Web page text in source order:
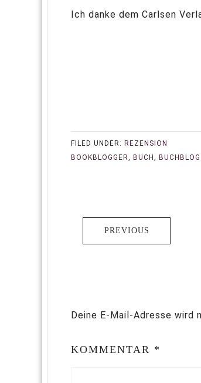
Ich danke dem Carlsen
FILED UNDER: REZENSION
BOOKBLOGGER, BUCH ,
PREVIOUS
Deine E-Mail-Adresse
KOMMENTAR *